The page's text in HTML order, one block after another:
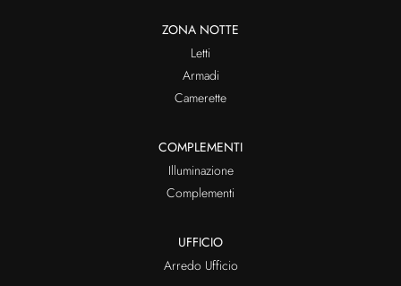
ZONA NOTTE
Letti
Armadi
Camerette
COMPLEMENTI
Illuminazione
Complementi
UFFICIO
Arredo Ufficio